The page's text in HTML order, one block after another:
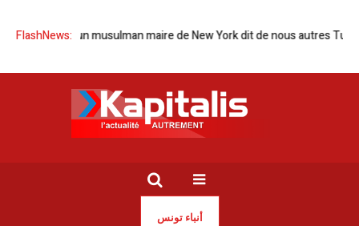
FlashNews:d’un musulman maire de New York dit de nous autres
أنباء تونس